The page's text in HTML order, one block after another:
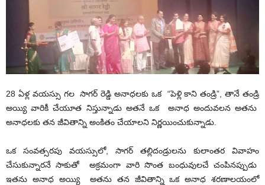
28 ఏళ్ల వయస్సు గల సాగర్ రెడ్డి అనాధలకు ఒక “పెళ్లి కాని తండ్రి”, తానే తండ్రి
అయ్యి వారికీ చేయూత నిస్తున్నాడు అతనే ఒక అనాధ అందువలన అతను
అనాధలకు తన జీవితాన్ని అంకితం చేయాలని నిర్ణయించుకున్నాడు.
ఒక సంవత్సరపు వయస్సులో, సాగర్ తల్లిదండ్రులను కులాంతర వివాహం
చేసుకున్నారనే సాకుతో అక్రమంగా వారి సొంత బంధువులచే చంపినప్పుడు
ఇతను అనాధ అయ్యి అతను తన జీవితాన్ని ఒక అనాధ శరణాలయంలో